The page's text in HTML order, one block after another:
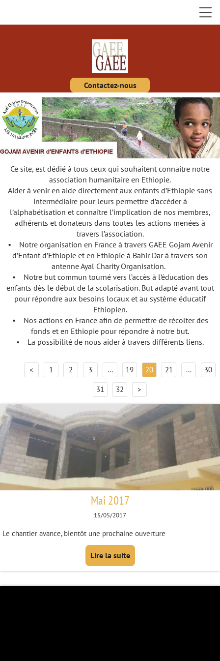
Contactez-nous
Ce site, est dédié à tous ceux qui souhaitent connaitre notre
association humanitaire en Ethiopie.
Aider à venir en aide directement aux enfants d’Ethiopie sans
intermédiaire pour leurs permettre d’accéder à
l’alphabétisation et connaître l’implication de nos membres,
adhérents et donateurs dans toutes les actions menées à
travers l’association.
• Notre organisation en France à travers GAEE Gojam Avenir
d’Enfant d’Ethiopie et en Ethiopie à Bahir Dar à travers son
antenne Ayal Charity Organisation.
• Notre but commun tourné vers l’accès à l’éducation des
enfants dès le début de la scolarisation. But adapté avant tout
pour répondre aux besoins locaux et au système éducatif
Ethiopien.
• Nos actions en France afin de permettre de récolter des
fonds et en Ethiopie pour répondre à notre but.
• La possibilité de nous aider à travers différents liens.
< 1 2 3 ... 19 20 21 ... 30
31 32 >
Mai 2017
15/05/2017
Le chantier avance, bientôt une prochaine ouverture
Lire la suite